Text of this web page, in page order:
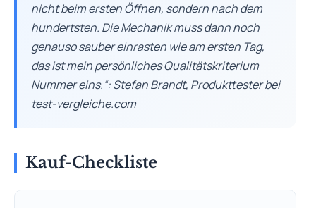
nicht beim ersten Öffnen, sondern nach dem
hundertsten. Die Mechanik muss dann noch
genauso sauber einrasten wie am ersten Tag,
das ist mein persönliches Qualitätskriterium
Nummer eins.“: Stefan Brandt, Produkttester bei
test-vergleiche.com
Kauf-Checkliste